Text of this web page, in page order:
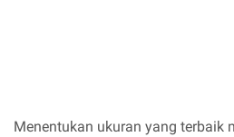
Menentukan ukuran yang terbaik